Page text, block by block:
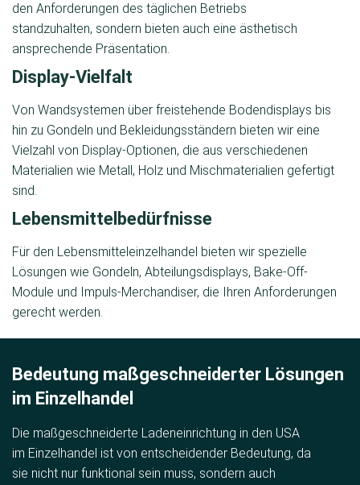
den Anforderungen des täglichen Betriebs
standzuhalten, sondern bieten auch eine ästhetisch
ansprechende Präsentation.
Display-Vielfalt
Von Wandsystemen über freistehende Bodendisplays bis
hin zu Gondeln und Bekleidungsständern bieten wir eine
Vielzahl von Display-Optionen, die aus verschiedenen
Materialien wie Metall, Holz und Mischmaterialien gefertigt
sind.
Lebensmittelbedürfnisse
Für den Lebensmitteleinzelhandel bieten wir spezielle
Lösungen wie Gondeln, Abteilungsdisplays, Bake-Off-
Module und Impuls-Merchandiser, die Ihren Anforderungen
gerecht werden.
Bedeutung maß­geschneiderter Lösungen
im Einzelhandel
Die maßgeschneiderte Ladeneinrichtung in den USA
im Einzelhandel ist von entscheidender Bedeutung, da
sie nicht nur funktional sein muss, sondern auch